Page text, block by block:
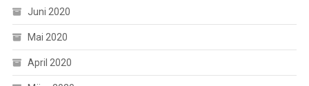
Juni 2020
Mai 2020
April 2020